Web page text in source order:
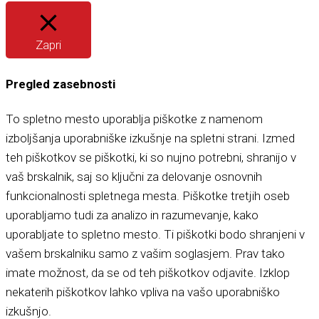
Zapri
Pregled zasebnosti
To spletno mesto uporablja piškotke z namenom
izboljšanja uporabniške izkušnje na spletni strani. Izmed
teh piškotkov se piškotki, ki so nujno potrebni, shranijo v
vaš brskalnik, saj so ključni za delovanje osnovnih
funkcionalnosti spletnega mesta. Piškotke tretjih oseb
uporabljamo tudi za analizo in razumevanje, kako
uporabljate to spletno mesto. Ti piškotki bodo shranjeni v
vašem brskalniku samo z vašim soglasjem. Prav tako
imate možnost, da se od teh piškotkov odjavite. Izklop
nekaterih piškotkov lahko vpliva na vašo uporabniško
izkušnjo.